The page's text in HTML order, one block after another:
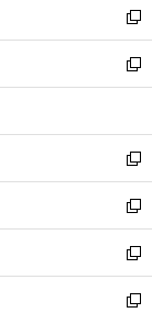
く
で
開
く
ド
ウ
で
開
ィ
ン
ド
ウ
開
く
い
ウ
ィ
ン
ウ
で
開
く
新
し
い
ウ
ン
ド
ウ
で
開
く
新
し
ウ
ィ
ン
ド
ウ
で
開
く
新
し
い
ウ
ィ
ン
ド
新
し
い
ウ
ィ
新
し
い
新